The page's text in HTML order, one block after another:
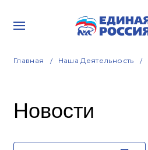
Главная Наша Деятельность
Новости